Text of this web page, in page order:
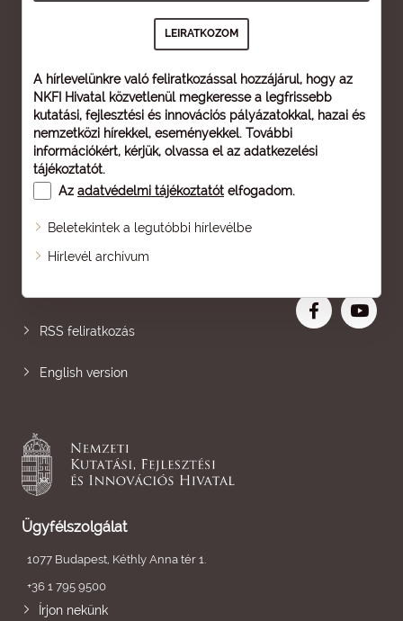
A hírlevelünkre való feliratkozással hozzájárul, hogy az
NKFI Hivatal közvetlenül megkeresse a legfrissebb
kutatási, fejlesztési és innovációs pályázatokkal, hazai és
nemzetközi hírekkel, eseményekkel. További
információkért, kérjük, olvassa el az adatkezelési
tájékoztatót.
Az adatvédelmi tájékoztatót elfogadom.
Beletekintek a legutóbbi hírlevélbe
Hírlevél archívum
Oldaltérkép
RSS feliratkozás
English version
Ügyfélszolgálat
1077 Budapest, Kéthly Anna tér 1.
+36 1 795 9500
Írjon nekünk